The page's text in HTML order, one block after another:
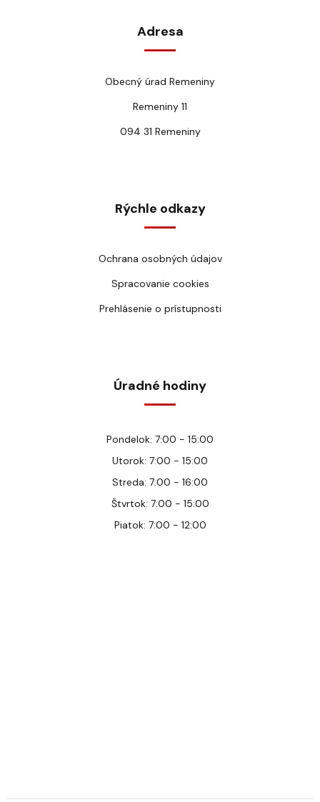
Adresa
Obecný úrad Remeniny
Remeniny 11
094 31 Remeniny
Rýchle odkazy
Ochrana osobných údajov
Spracovanie cookies
Prehlásenie o prístupnosti
Úradné hodiny
Pondelok: 7:00 - 15:00
Utorok: 7:00 - 15:00
Streda: 7:00 - 16:00
Štvrtok: 7:00 - 15:00
Piatok: 7:00 - 12:00